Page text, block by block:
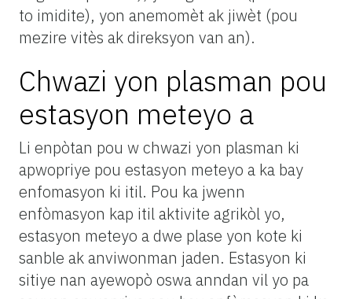
to imidite), yon anemomèt ak jiwèt (pou
mezire vitès ak direksyon van an).
Chwazi yon plasman pou
estasyon meteyo a
Li enpòtan pou w chwazi yon plasman ki
apwopriye pou estasyon meteyo a ka bay
enfomasyon ki itil. Pou ka jwenn
enfòmasyon kap itil aktivite agrikòl yo,
estasyon meteyo a dwe plase yon kote ki
sanble ak anviwonman jaden. Estasyon ki
sitiye nan ayewopò oswa anndan vil yo pa